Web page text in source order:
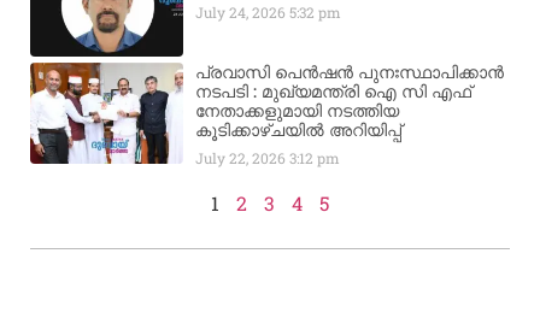
July 24, 20265:32 pm
പ്രവാസി പെൻഷൻ പുനഃസ്ഥാപിക്കാൻ
നടപടി : മുഖ്യമന്ത്രി ഐ സി എഫ്
നേതാക്കളുമായി നടത്തിയ
കൂടിക്കാഴ്ചയിൽ അറിയിപ്പ്
July 22, 20263:12 pm
1 2 3 4 5